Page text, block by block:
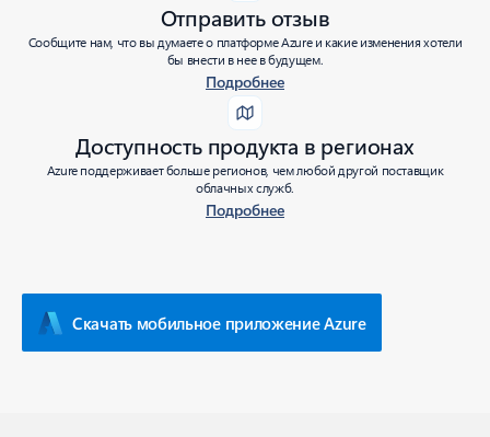
Отправить отзыв
Сообщите нам, что вы думаете о платформе Azure и какие изменения хотели
бы внести в нее в будущем.
Подробнее
Доступность продукта в регионах
Azure поддерживает больше регионов, чем любой другой поставщик
облачных служб.
Подробнее
Скачать мобильное приложение Azure